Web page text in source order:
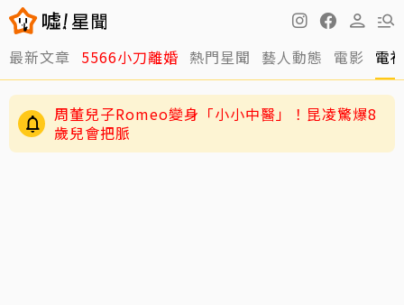
最新文章 5566小刀離婚 熱門星聞 藝人動態 電影 電
周董兒子Romeo變身「小小中醫」！昆凌驚爆8
歲兒會把脈